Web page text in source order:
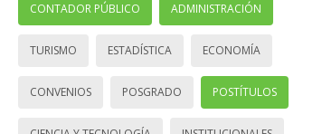
CONTADOR PÚBLICO ADMINISTRACIÓN
TURISMO ESTADÍSTICA ECONOMÍA
CONVENIOS POSGRADO POSTÍTULOS